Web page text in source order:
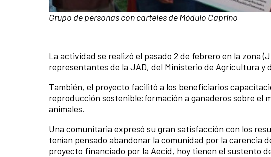
Caption:
Grupo de personas con carteles de Módulo Caprino
News content
La actividad se realizó el pasado 2 de febrero en la zona
representantes de la JAD, del Ministerio de Agricultura y
También, el proyecto facilitó a los beneficiarios
reproducción sostenible:formación a ganaderos sobre el
animales.
Una comunitaria expresó su gran satisfacción con los
tenían pensado abandonar la comunidad por la carencia
proyecto financiado por la Aecid, hoy tienen el sustento